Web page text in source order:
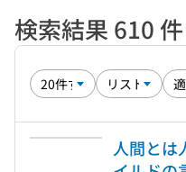
検索結果 610 件
人間とは